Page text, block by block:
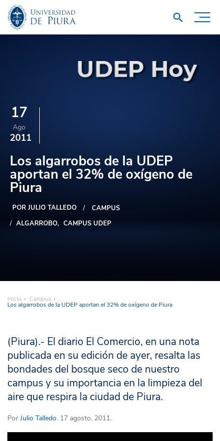
17
Ago
2011
Los algarrobos de la UDEP
aportan el 32% de oxígeno de
Piura
POR JULIO TALLEDO
CAMPUS
ALGARROBO
CAMPUS UDEP
Inicio Campus
Los algarrobos de la UDEP aportan el 32% de oxígeno de Piura
(Piura).- El diario El Comercio, en una nota
publicada en su edición de ayer, resalta las
bondades del bosque seco de nuestro
campus y su importancia en la limpieza del
aire que respira la ciudad de Piura.
Por Julio Talledo. 17 agosto, 2011.